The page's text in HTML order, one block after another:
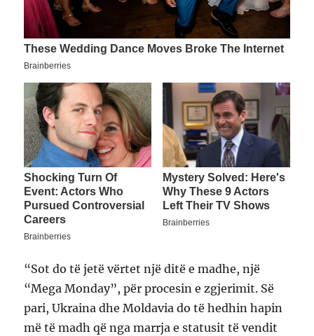
“Sot do të jetë vërtet një ditë e madhe, një
“Mega Monday”, për procesin e zgjerimit. Së
pari, Ukraina dhe Moldavia do të hedhin hapin
më të madh që nga marrja e statusit të vendit